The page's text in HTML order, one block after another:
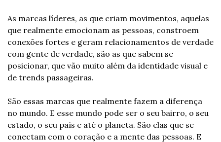
As marcas líderes, as que criam movimentos, aquelas
que realmente emocionam as pessoas, constroem
conexões fortes e geram relacionamentos de verdade
com gente de verdade, são as que sabem se
posicionar, que vão muito além da identidade visual e
de trends passageiras.
São essas marcas que realmente fazem a diferença
no mundo. E esse mundo pode ser o seu bairro, o seu
estado, o seu país e até o planeta. São elas que se
conectam com o coração e a mente das pessoas. E